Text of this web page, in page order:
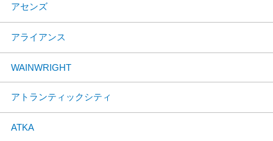
アセンズ
アライアンス
WAINWRIGHT
アトランティックシティ
ATKA